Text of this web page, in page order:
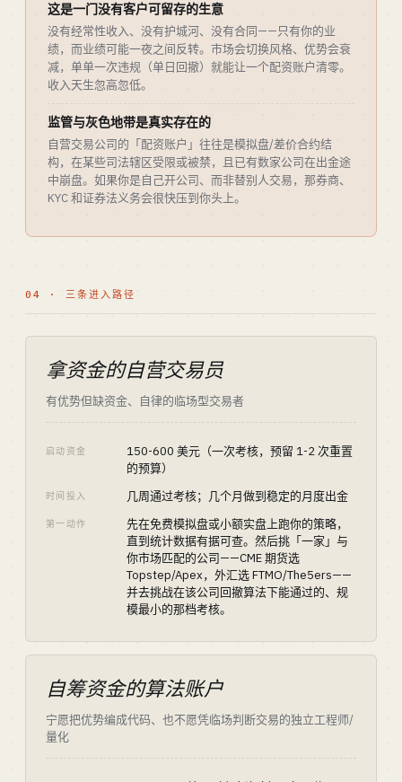
这是一门没有客户可留存的生意
没有经常性收入、没有护城河、没有合同——只有你的业
绩，而业绩可能一夜之间反转。市场会切换风格、优势会衰
减，单单一次违规（单日回撤）就能让一个配资账户清零。
收入天生忽高忽低。
监管与灰色地带是真实存在的
自营交易公司的「配资账户」往往是模拟盘/差价合约结
构，在某些司法辖区受限或被禁，且已有数家公司在出金途
中崩盘。如果你是自己开公司、而非替别人交易，那券商、
KYC 和证券法义务会很快压到你头上。
04 · 三条进入路径
拿资金的自营交易员
有优势但缺资金、自律的临场型交易者
启动资金
150-600 美元（一次考核，预留 1-2 次重置
的预算）
时间投入 几周通过考核；几个月做到稳定的月度出金
第一动作
先在免费模拟盘或小额实盘上跑你的策略，
直到统计数据有据可查。然后挑「一家」与
你市场匹配的公司——CME 期货选
Topstep/Apex，外汇选 FTMO/The5ers——
并去挑战在该公司回撤算法下能通过的、规
模最小的那档考核。
自筹资金的算法账户
宁愿把优势编成代码、也不愿凭临场判断交易的独立工程师/
量化